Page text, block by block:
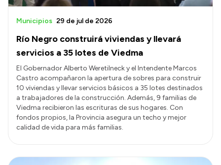
Río Negro construirá viviendas y llevará
servicios a 35 lotes de Viedma
Municipios 29 de jul de 2026
El Gobernador Alberto Weretilneck y el Intendente Marcos
Castro acompañaron la apertura de sobres para construir
10 viviendas y llevar servicios básicos a 35 lotes destinados
a trabajadores de la construcción. Además, 9 familias de
Viedma recibieron las escrituras de sus hogares. Con
fondos propios, la Provincia asegura un techo y mejor
calidad de vida para más familias.